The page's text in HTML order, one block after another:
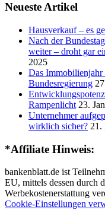
Neueste Artikel
Hausverkauf – es
Nach der
weiter – droht gar
2025
Das Immobilienjahr
Bundesregierung
Rampenlicht 23.
Unternehmer
wirklich sicher? 21.
*Affiliate Hinweis:
bankenblatt.de ist
EU, mittels dessen durch
Werbekostenerstattung
Cookie-Einstellungen